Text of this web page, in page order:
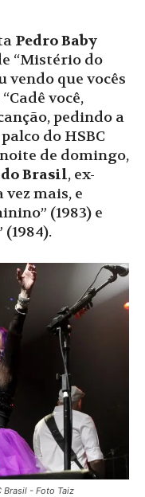
Pedro Baby
“Mistério do
vendo que vocês
“Cadê você,
pedindo a
do HSBC
de domingo,
Brasil, ex-
vez mais, e
(1983) e
Brasil - Foto Taiz